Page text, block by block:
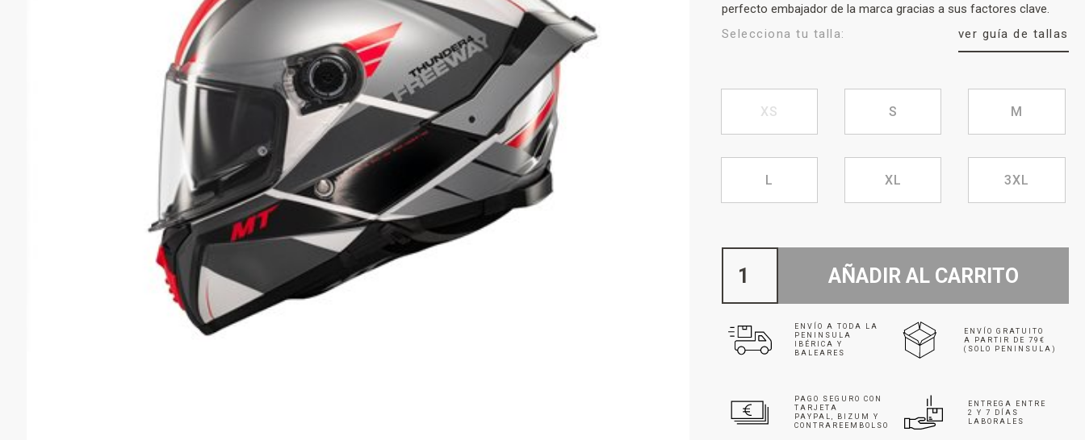
perfecto embajador de la marca gracias a sus factores clave.
Selecciona tu talla:
ver guía de tallas
XS S M
L XL 3XL
AÑADIR AL CARRITO
ENVÍO A TODA LA
PENINSULA
IBÉRICA Y
BALEARES
ENVÍO GRATUITO
A PARTIR DE 79€
(SOLO PENINSULA)
PAGO SEGURO CON
TARJETA
PAYPAL, BIZUM Y
CONTRAREEMBOLSO
ENTREGA ENTRE
2 Y 7 DÍAS
LABORALES